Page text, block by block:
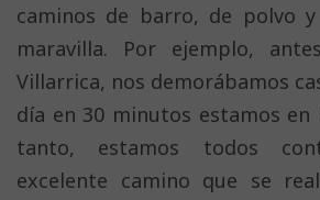
caminos de barro, de polvo
maravilla. Por ejemplo,
Villarrica, nos demorábamos
día en 30 minutos estamos
tanto, estamos todos
excelente camino que se